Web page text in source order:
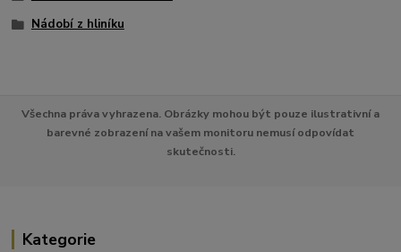
Nádobí z hliníku
Všechna práva vyhrazena. Obrázky mohou být pouze ilustrativní a
barevné zobrazení na vašem monitoru nemusí odpovídat
skutečnosti.
Kategorie